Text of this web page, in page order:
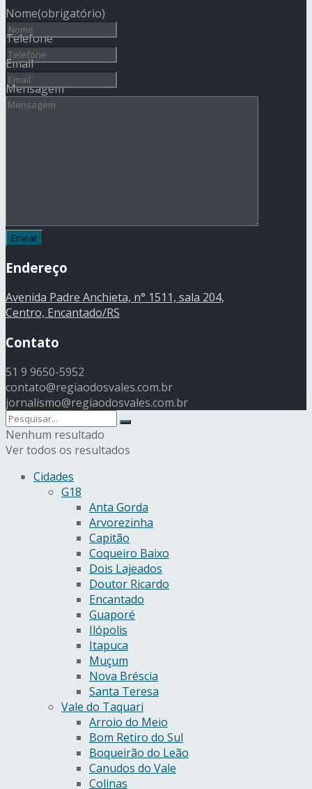
Nome(obrigatório)
Telefone
Email
Mensagem
Endereço
Avenida Padre Anchieta, n° 1511, sala 204,
Centro, Encantado/RS
Contato
51 9 9650-5952
contato@regiaodosvales.com.br
jornalismo@regiaodosvales.com.br
Nenhum resultado
Ver todos os resultados
Cidades
G18
Anta Gorda
Arvorezinha
Capitão
Coqueiro Baixo
Dois Lajeados
Doutor Ricardo
Encantado
Guaporé
Ilópolis
Itapuca
Muçum
Nova Bréscia
Santa Teresa
Vale do Taquari
Arroio do Meio
Bom Retiro do Sul
Boqueirão do Leão
Canudos do Vale
Colinas